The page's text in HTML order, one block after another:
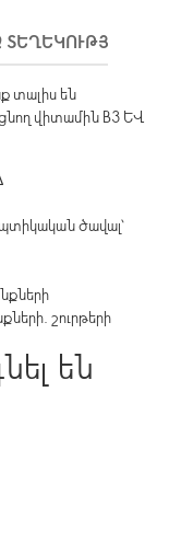
տալիս են
վիտամին B3 և
ծավալ՝
շուրթերի
են 53,8%-
45,7%-ով։
են